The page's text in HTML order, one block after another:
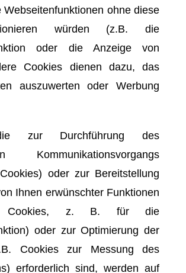
Webseitenfunktionen ohne diese
würden (z.B. die
oder die Anzeige von
Cookies dienen dazu, das
auszuwerten oder Werbung
zur Durchführung des
Kommunikationsvorgangs
oder zur Bereitstellung
Ihnen erwünschter Funktionen
Cookies, z. B. für die
oder zur Optimierung der
Cookies zur Messung des
erforderlich sind, werden auf